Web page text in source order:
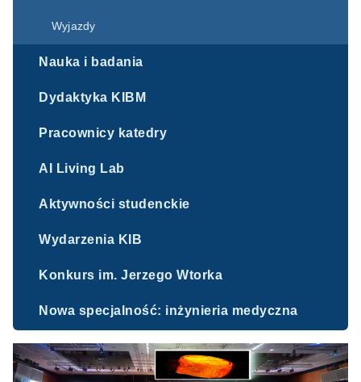
Wyjazdy
Nauka i badania
Dydaktyka KIBM
Pracownicy katedry
AI Living Lab
Aktywności studenckie
Wydarzenia KIB
Konkurs im. Jerzego Wtorka
Nowa specjalność: inżynieria medyczna